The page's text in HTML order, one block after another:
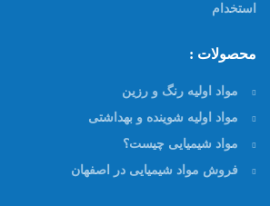
استخدام
محصولات :
مواد اولیه رنگ و رزین
مواد اولیه شوینده و بهداشتی
مواد شیمیایی چیست؟
فروش مواد شیمیایی در اصفهان